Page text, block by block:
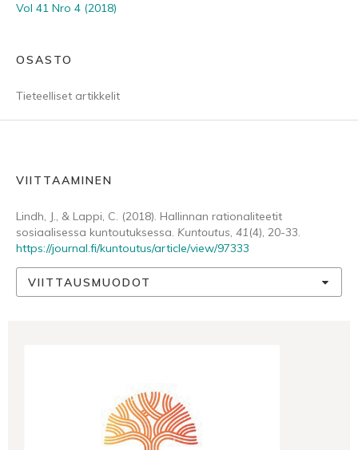
Vol 41 Nro 4 (2018)
OSASTO
Tieteelliset artikkelit
VIITTAAMINEN
Lindh, J., & Lappi, C. (2018). Hallinnan rationaliteetit
sosiaalisessa kuntoutuksessa. Kuntoutus, 41(4), 20-33.
https://journal.fi/kuntoutus/article/view/97333
VIITTAUSMUODOT